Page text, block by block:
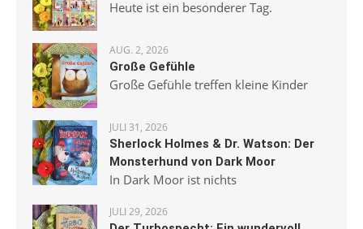
Heute ist ein besonderer Tag.
AUG. 2, 2026
Große Gefühle
Große Gefühle treffen kleine Kinder
JULI 31, 2026
Sherlock Holmes & Dr. Watson: Der
Monsterhund von Dark Moor
In Dark Moor ist nichts
JULI 29, 2026